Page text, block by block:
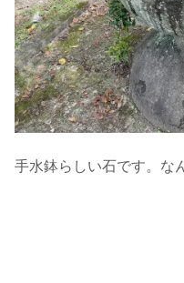
手水鉢らしい石です。な